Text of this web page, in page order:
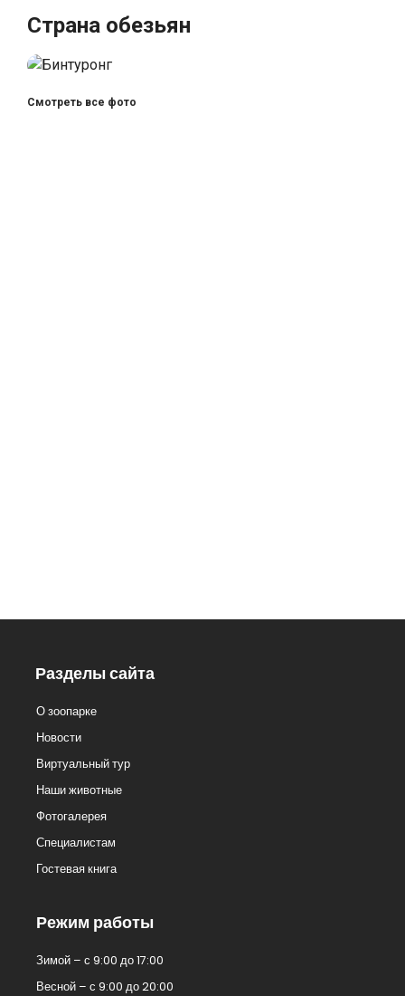
Страна обезьян
Смотреть все фото
Разделы сайта
О зоопарке
Новости
Виртуальный тур
Наши животные
Фотогалерея
Специалистам
Гостевая книга
Режим работы
Зимой – с 9:00 до 17:00
Весной – с 9:00 до 20:00